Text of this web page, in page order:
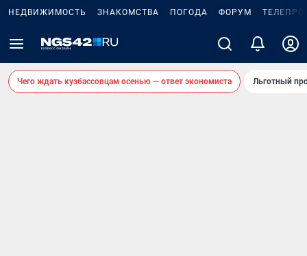
НЕДВИЖИМОСТЬ ЗНАКОМСТВА ПОГОДА ФОРУМ
Чего ждать кузбассовцам осенью — ответ экономиста Льготный